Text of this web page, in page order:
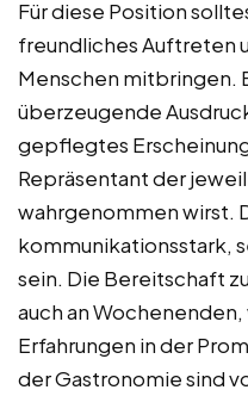
Für diese Position
freundliches Auftreten
Menschen mitbringen.
überzeugende
gepflegtes
Repräsentant der
wahrgenommen wirst.
kommunikationsstark,
sein. Die Bereitschaft
auch an
Erfahrungen in der
der Gastronomie sind